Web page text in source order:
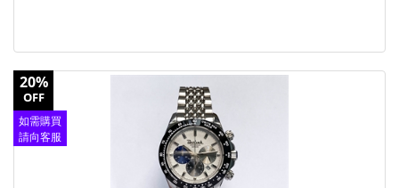
20%
OFF
如需購買
請向客服